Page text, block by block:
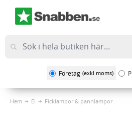
Företag (exkl moms)
Hem El Ficklampor & pannlampor